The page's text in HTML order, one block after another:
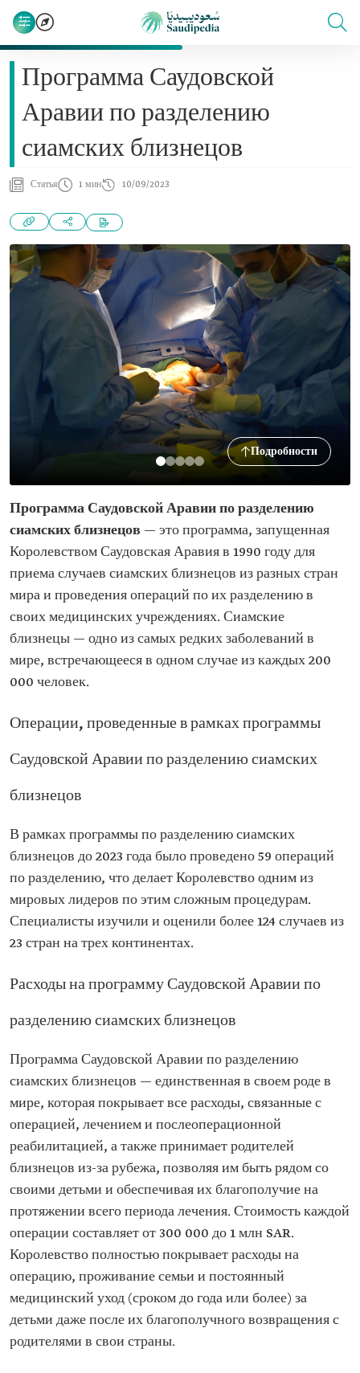
Программа Саудовской
Аравии по разделению
сиамских близнецов
Статья 1 мин 10/09/2023
Подробности
Программа Саудовской Аравии по разделению
сиамских близнецов — это программа, запущенная
Королевством Саудовская Аравия в 1990 году для
приема случаев сиамских близнецов из разных стран
мира и проведения операций по их разделению в
своих медицинских учреждениях. Сиамские
близнецы — одно из самых редких заболеваний в
мире, встречающееся в одном случае из каждых 200
000 человек.
Операции, проведенные в рамках программы
Саудовской Аравии по разделению сиамских
близнецов
В рамках программы по разделению сиамских
близнецов до 2023 года было проведено 59 операций
по разделению, что делает Королевство одним из
мировых лидеров по этим сложным процедурам.
Специалисты изучили и оценили более 124 случаев из
23 стран на трех континентах.
Расходы на программу Саудовской Аравии по
разделению сиамских близнецов
Программа Саудовской Аравии по разделению
сиамских близнецов — единственная в своем роде в
мире, которая покрывает все расходы, связанные с
операцией, лечением и послеоперационной
реабилитацией, а также принимает родителей
близнецов из-за рубежа, позволяя им быть рядом со
своими детьми и обеспечивая их благополучие на
протяжении всего периода лечения. Стоимость каждой
операции составляет от 300 000 до 1 млн SAR.
Королевство полностью покрывает расходы на
операцию, проживание семьи и постоянный
медицинский уход (сроком до года или более) за
детьми даже после их благополучного возвращения с
родителями в свои страны.